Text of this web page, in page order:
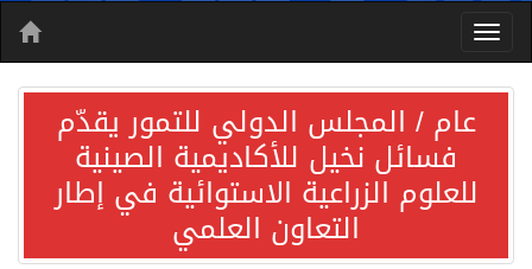
عام / المجلس الدولي للتمور يقدّم
فسائل نخيل للأكاديمية الصينية
للعلوم الزراعية الاستوائية في إطار
التعاون العلمي